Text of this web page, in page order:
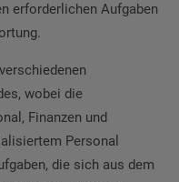
erforderlichen Aufgaben
wobei die
Finanzen und
Personal
die sich aus dem